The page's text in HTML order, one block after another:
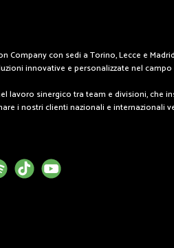
Company con sedi a Torino, Lecce e
innovative e personalizzate nel
lavoro sinergico tra team e divisioni, che
i nostri clienti nazionali e internazionali